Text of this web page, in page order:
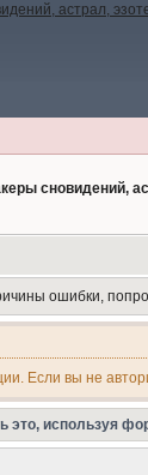
сновидений,
ошибки,
Если вы не
это, используя